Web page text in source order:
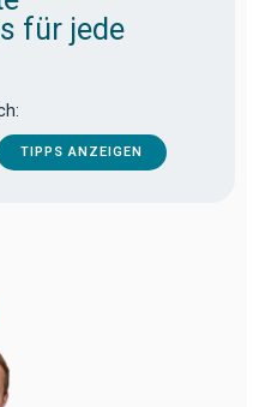
für jede
TIPPS ANZEIGEN